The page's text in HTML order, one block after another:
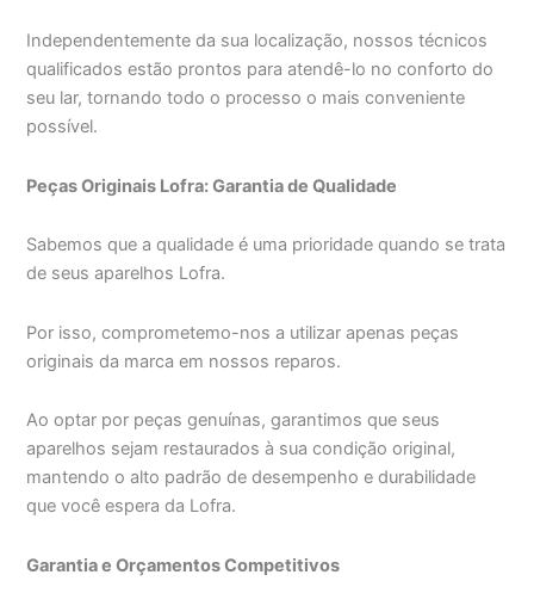
Independentemente da sua localização, nossos técnicos
qualificados estão prontos para atendê-lo no conforto do
seu lar, tornando todo o processo o mais conveniente
possível.
Peças Originais Lofra: Garantia de Qualidade
Sabemos que a qualidade é uma prioridade quando se trata
de seus aparelhos Lofra.
Por isso, comprometemo-nos a utilizar apenas peças
originais da marca em nossos reparos.
Ao optar por peças genuínas, garantimos que seus
aparelhos sejam restaurados à sua condição original,
mantendo o alto padrão de desempenho e durabilidade
que você espera da Lofra.
Garantia e Orçamentos Competitivos